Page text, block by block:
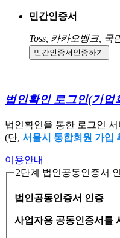
민간인증서
Toss, 카카오뱅크,
민간인증서 인증하기
법인확인 로그인(기업
법인확인을 통한 로그인
(단, 서울시 통합회원 가입
이용안내
2단계 법인공동인증서
법인공동인증서 인증
사업자용 공동인증서를